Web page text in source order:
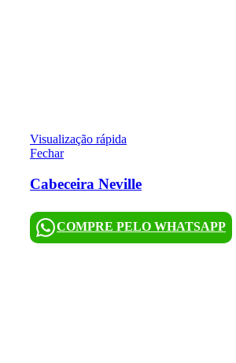
Visualização rápida
Fechar
Cabeceira Neville
COMPRE PELO WHATSAPP